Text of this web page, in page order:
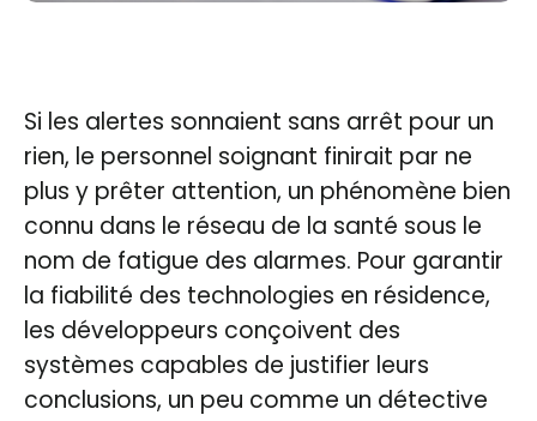
Si les alertes sonnaient sans arrêt pour un
rien, le personnel soignant finirait par ne
plus y prêter attention, un phénomène bien
connu dans le réseau de la santé sous le
nom de fatigue des alarmes. Pour garantir
la fiabilité des technologies en résidence,
les développeurs conçoivent des
systèmes capables de justifier leurs
conclusions, un peu comme un détective